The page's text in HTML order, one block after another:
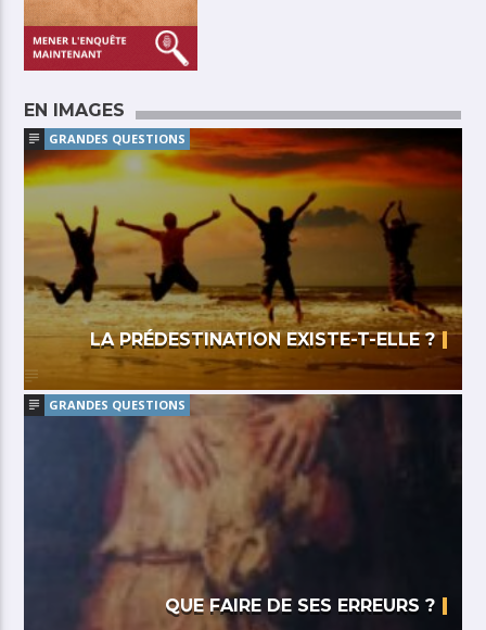
EN IMAGES
GRANDES QUESTIONS
LA PRÉDESTINATION EXISTE-T-ELLE ?
GRANDES QUESTIONS
QUE FAIRE DE SES ERREURS ?